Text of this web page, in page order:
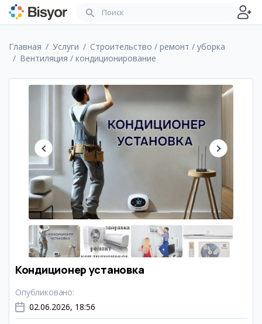
Главная Услуги
Строительство / ремонт / уборка
Вентиляция / кондиционирование
Кондиционер установка
Опубликовано:
02.06.2026, 18:56